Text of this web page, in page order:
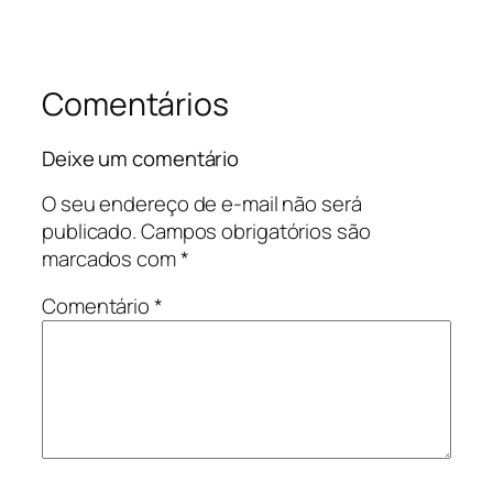
Comentários
Deixe um comentário
O seu endereço de e-mail não será
publicado.Campos obrigatórios são
marcados com*
Comentário*